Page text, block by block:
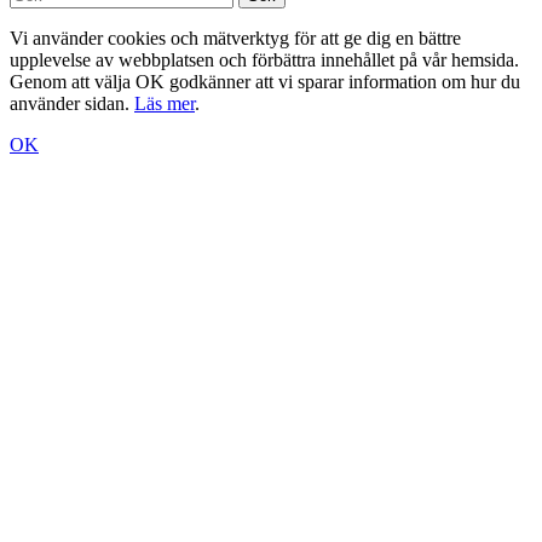
Vi använder cookies och mätverktyg för att ge dig en bättre
upplevelse av webbplatsen och förbättra innehållet på vår hemsida.
Genom att välja OK godkänner att vi sparar information om hur du
använder sidan. Läs mer.
OK